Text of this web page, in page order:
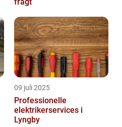
09 juli 2025
Professionelle
elektrikerservices i
Lyngby